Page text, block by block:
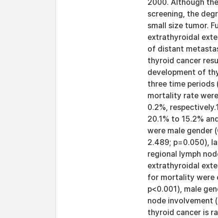
2000. Although
screening, the
small size tumor.
extrathyroidal
of distant
thyroid cancer
development of
three time periods
mortality rate
0.2%,
20.1% to 15.2%
were male gender
2.489; p=0.050),
regional lymph
extrathyroidal
for mortality were
p<0.001), male
node involvement
thyroid cancer is